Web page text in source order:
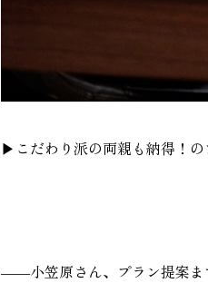
▶︎こだわり派の両親も納得！の
――小笠原さん、プラン提案ま